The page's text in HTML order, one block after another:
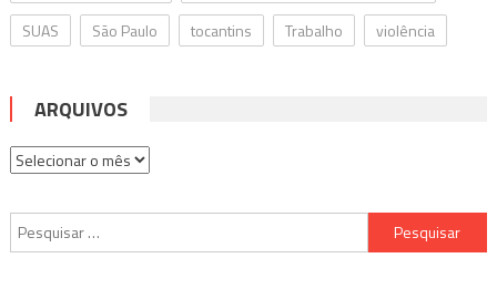
SUAS
São Paulo tocantins Trabalho violência
ARQUIVOS
Arquivos
Pesquisar
por: